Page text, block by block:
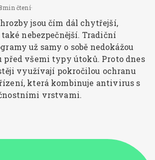
8min čtení·
jsou čím dál chytřejší,
nebezpečnější. Tradiční
už samy o sobě nedokážou
všemi typy útoků. Proto dnes
využívají pokročilou ochranu
která kombinuje antivirus s
vrstvami.